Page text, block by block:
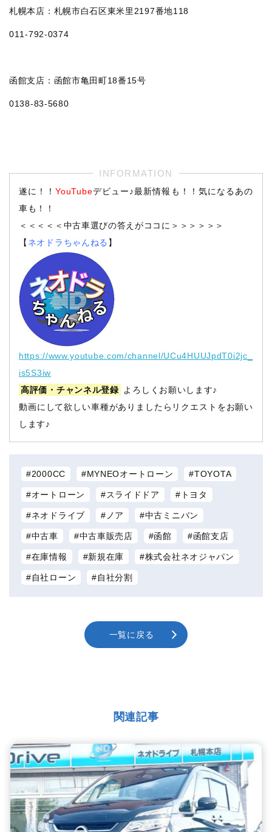
札幌本店：札幌市白石区東米里2197番地118
011‐792‐0374
函館支店：函館市亀田町18番15号
0138-83-5680
遂に！！YouTubeデビュー♪最新情報も！！気になるあの
車も！！
＜＜＜＜＜中古車選びの答えがココに＞＞＞＞＞＞
【 ネオドラちゃんねる 】
https://www.youtube.com/channel/UCu4HUUJpdT0i2jc_
is5S3iw
高評価・チャンネル登録
よろしくお願いします♪
動画にして欲しい車種がありましたらリクエストをお願い
します♪
2000CC MYNEOオートローン TOYOTA
オートローン スライドドア トヨタ
ネオドライブ ノア 中古ミニバン
中古車 中古車販売店 函館 函館支店
在庫情報 新規在庫 株式会社ネオジャパン
自社ローン 自社分割
一覧に戻る
関連記事